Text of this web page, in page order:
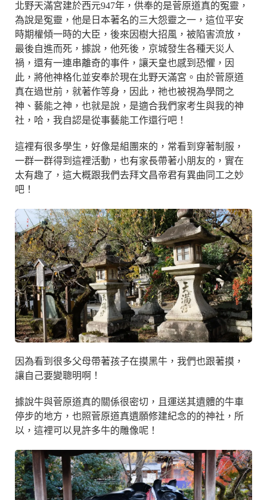
北野天滿宮建於西元947年，供奉的是菅原道真的冤靈，
為說是冤靈，他是日本著名的三大怨靈之一，這位平安
時期權傾一時的大臣，後來因樹大招風，被陷害流放，
最後自進而死，據說，他死後，京城發生各種天災人
禍，還有一連串離奇的事件，讓天皇也感到恐懼，因
此，將他神格化並安奉於現在北野天滿宮。由於菅原道
真在過世前，就著作等身，因此，祂也被視為學問之
神、藝能之神，也就是說，是適合我們家考生與我的神
社，哈，我自認是從事藝能工作還行吧！
這裡有很多學生，好像是組團來的，常看到穿著制服，
一群一群得到這裡活動，也有家長帶著小朋友的，實在
太有趣了，這大概跟我們去拜文昌帝君有異曲同工之妙
吧！
因為看到很多父母帶著孩子在摸黑牛，我們也跟著摸，
讓自己要變聰明啊！
據說牛與菅原道真的關係很密切，且運送其遺體的牛車
停步的地方，也照菅原道真遺願修建紀念的的神社，所
以，這裡可以見許多牛的雕像呢！